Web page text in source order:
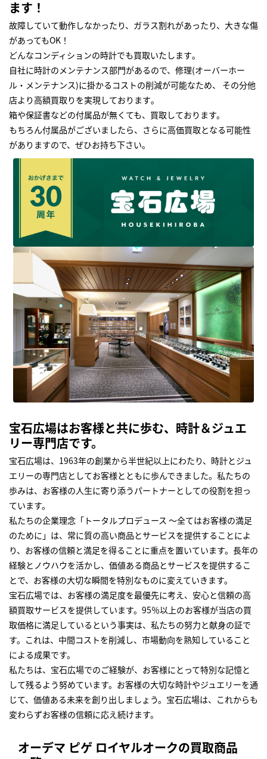
ます！
故障していて動作しなかったり、ガラス割れがあったり、大きな傷
があってもOK！
どんなコンディションの時計でも買取いたします｡
自社に時計のメンテナンス部門があるので、修理(オーバーホー
ル・メンテナンス)に掛かるコストの削減が可能なため、 その分他
店より高額買取りを実現しております｡
箱や保証書などの付属品が無くても、買取しております。
もちろん付属品がございましたら、さらに高価買取となる可能性
がありますので、ぜひお持ち下さい｡
宝石広場はお客様と共に歩む、時計＆ジュエ
リー専門店です。
宝石広場は、1963年の創業から半世紀以上にわたり、時計とジュ
エリーの専門店としてお客様とともに歩んできました。私たちの
歩みは、お客様の人生に寄り添うパートナーとしての役割を担っ
ています。
私たちの企業理念「トータルプロデュース ～全てはお客様の満足
のために」は、常に質の高い商品とサービスを提供することによ
り、お客様の信頼と満足を得ることに重点を置いています。長年の
経験とノウハウを活かし、価値ある商品とサービスを提供するこ
とで、お客様の大切な瞬間を特別なものに変えていきます。
宝石広場では、お客様の満足度を最優先に考え、安心と信頼の高
額買取サービスを提供しています。95％以上のお客様が当店の買
取価格に満足しているという事実は、私たちの努力と献身の証で
す。これは、中間コストを削減し、市場動向を熟知していること
による成果です。
私たちは、宝石広場でのご経験が、お客様にとって特別な記憶と
して残るよう努めています。お客様の大切な時計やジュエリーを通
じて、価値ある未来を創り出しましょう。宝石広場は、これからも
変わらずお客様の信頼に応え続けます。
オーデマ ピゲ ロイヤルオークの買取商品